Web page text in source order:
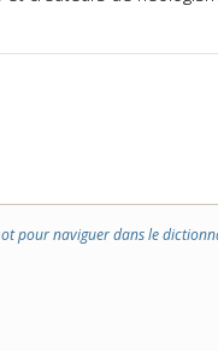
pour naviguer dans le